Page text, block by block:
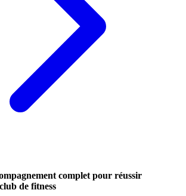
complet pour réussir
de fitness